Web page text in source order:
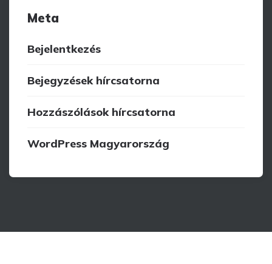
Meta
Bejelentkezés
Bejegyzések hírcsatorna
Hozzászólások hírcsatorna
WordPress Magyarország